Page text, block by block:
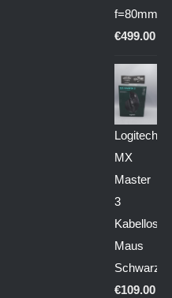
f=80mm
€499.00
Logitech
MX
Master
3
Kabellose
Maus
Schwarz
€109.00